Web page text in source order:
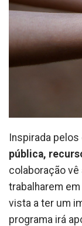
Inspirada
pública,
colaboração
trabalharem
vista a ter um
programa irá